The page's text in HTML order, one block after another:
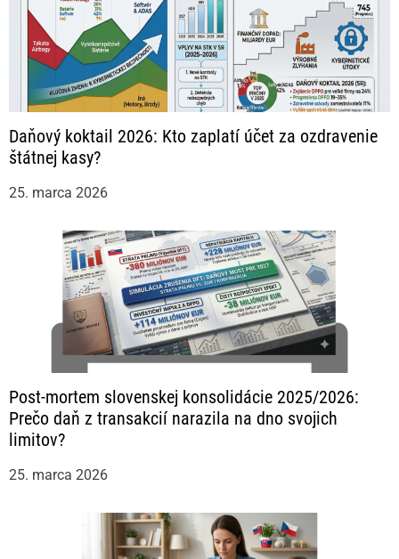
Daňový koktail 2026: Kto zaplatí účet za ozdravenie
štátnej kasy?
25. marca 2026
Post-mortem slovenskej konsolidácie 2025/2026:
Prečo daň z transakcií narazila na dno svojich
limitov?
25. marca 2026